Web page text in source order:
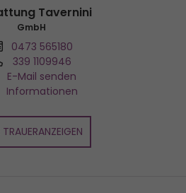
Tavernini
GmbH
0473 565180
339 1109946
E-Mail senden
Informationen
TRAUERANZEIGEN